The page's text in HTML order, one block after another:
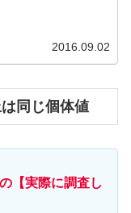
2016.09.02
同じ個体値
【実際に調査し